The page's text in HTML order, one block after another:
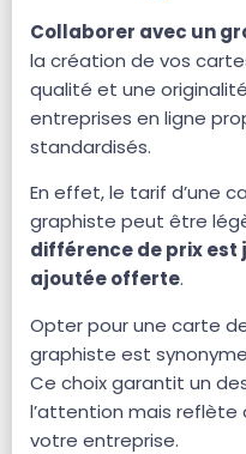
Collaborer avec un
la création de vos
qualité et une
entreprises en ligne
standardisés.
En effet, le tarif d’une
graphiste peut être
différence de prix
ajoutée offerte.
Opter pour une carte
graphiste est
Ce choix garantit un
l’attention mais reflète
votre entreprise.